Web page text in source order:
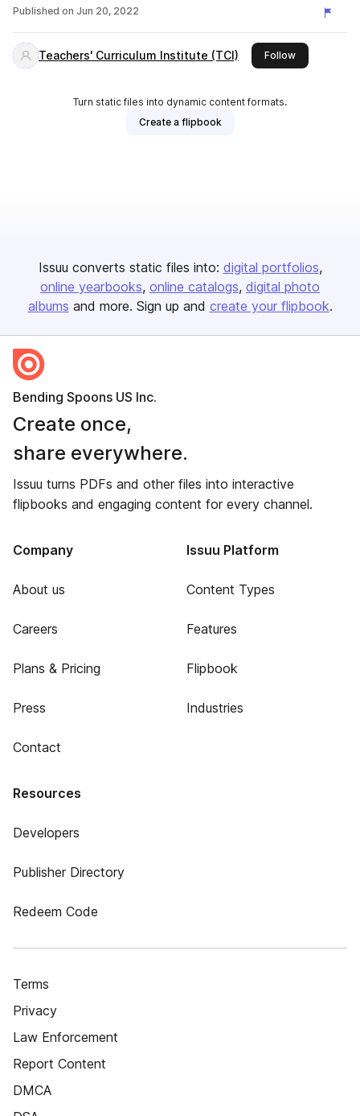
Published on Jun 20, 2022
Teachers' Curriculum Institute (TCI) Followthis publisher
Turn static files into dynamic content formats.
Create a flipbook
Issuu converts static files into: digital portfolios
online yearbooks online catalogs digital photo
albums and more. Sign up and create your flipbook.
Bending Spoons US Inc.
Create once,
share everywhere.
Issuu turns PDFs and other files into interactive
flipbooks and engaging content for every channel.
Company
About us
Careers
Plans & Pricing
Press
Contact
Issuu Platform
Content Types
Features
Flipbook
Industries
Resources
Developers
Publisher Directory
Redeem Code
Terms
Privacy
Law Enforcement
Report Content
DMCA